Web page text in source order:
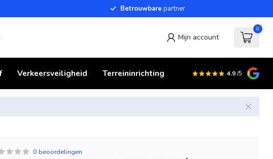
Betrouwbare partner
Mijn account
0
Verkeersveiligheid Terreininrichting 4.9/5
0 beoordelingen